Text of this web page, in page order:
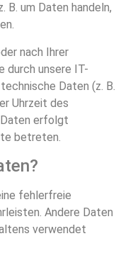
B. um Daten handeln,
nach Ihrer
durch unsere IT-
Daten (z. B.
Uhrzeit des
erfolgt
betreten.
fehlerfreie
Andere Daten
verwendet